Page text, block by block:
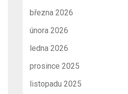
března 2026
února 2026
ledna 2026
prosince 2025
listopadu 2025